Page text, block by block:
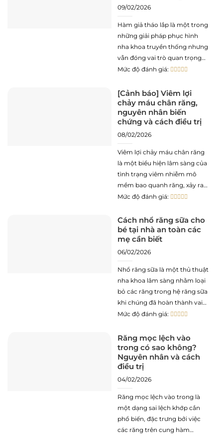
09/02/2026
Hàm giả tháo lắp là một trong
những giải pháp phục hình
nha khoa truyền thống nhưng
vẫn đóng vai trò quan trọng
trong việc khôi phục chức
những trường hợp mất nhiều
răng hoặc mất răng toàn hàm.
Với sự tiến bộ
Mức độ đánh giá:
[Cảnh báo] Viêm lợi
chảy máu chân răng,
nguyên nhân biến
chứng và cách điều trị
08/02/2026
Viêm lợi chảy máu chân răng
là một biểu hiện lâm sàng của
tình trạng viêm nhiễm mô
mềm bao quanh răng, xảy ra
khi các tác nhân vi khuẩn xâm
kết nướu. Đây không chỉ là
một vấn đề răng miệng tại
Mức độ đánh giá:
Cách nhổ răng sữa cho
bé tại nhà an toàn các
mẹ cần biết
06/02/2026
Nhổ răng sữa là một thủ thuật
nha khoa lâm sàng nhằm loại
bỏ các răng trong hệ răng sữa
khi chúng đã hoàn thành vai
trò sinh học hoặc phát sinh
tồn. Việc can thiệp nhổ răng
sữa đúng thời điểm đóng vai
Mức độ đánh giá:
Răng mọc lệch vào
trong có sao không?
Nguyên nhân và cách
điều trị
04/02/2026
Răng mọc lệch vào trong là
một dạng sai lệch khớp cắn
phổ biến, đặc trưng bởi việc
các răng trên cung hàm